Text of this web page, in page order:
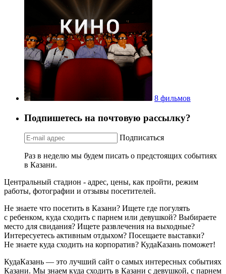
8 фильмов
Подпишетесь на почтовую рассылку?
Подписаться
Раз в неделю мы будем писать о предстоящих событиях
в Казани.
Центральный стадион - адрес, цены, как пройти, режим
работы, фотографии и отзывы посетителей.
Не знаете что посетить в Казани? Ищете где погулять
с ребенком, куда сходить с парнем или девушкой? Выбираете
место для свидания? Ищете развлечения на выходные?
Интересуетесь активным отдыхом? Посещаете выставки?
Не знаете куда сходить на корпоратив? КудаКазань поможет!
КудаКазань — это лучший сайт о самых интересных событиях
Казани. Мы знаем куда сходить в Казани с девушкой, с парнем